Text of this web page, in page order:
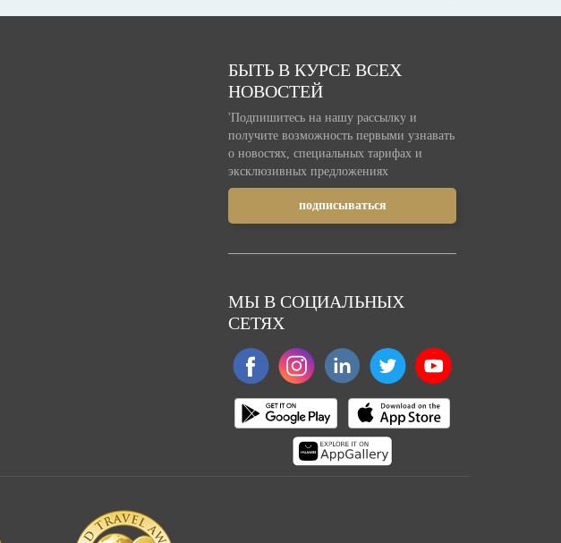
БЫТЬ В КУРСЕ ВСЕХ
НОВОСТЕЙ
'Подпишитесь на нашу рассылку и
получите возможность первыми узнавать
о новостях, специальных тарифах и
эксклюзивных предложениях
МЫ В СОЦИАЛЬНЫХ
СЕТЯХ